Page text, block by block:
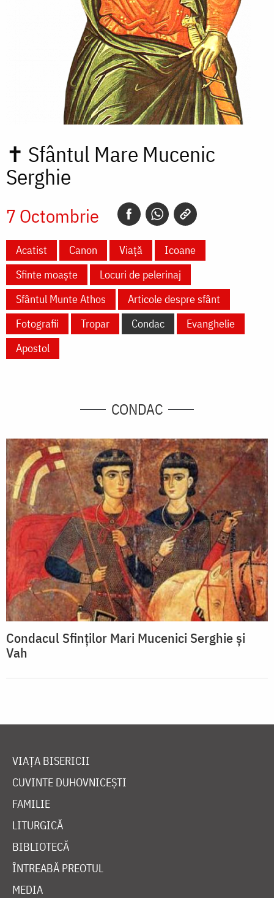
✝ Sfântul Mare Mucenic
Serghie
7 Octombrie
Acatist Canon Viață
Icoane
Sfinte moaște
Locuri de pelerinaj
Sfântul Munte Athos
Articole despre sfânt
Fotografii
Tropar Condac
Evanghelie
Apostol
CONDAC
Condacul Sfinţilor Mari Mucenici Serghie şi
Vah
VIAȚA BISERICII
CUVINTE DUHOVNICEȘTI
FAMILIE
LITURGICĂ
BIBLIOTECĂ
ÎNTREABĂ PREOTUL
MEDIA